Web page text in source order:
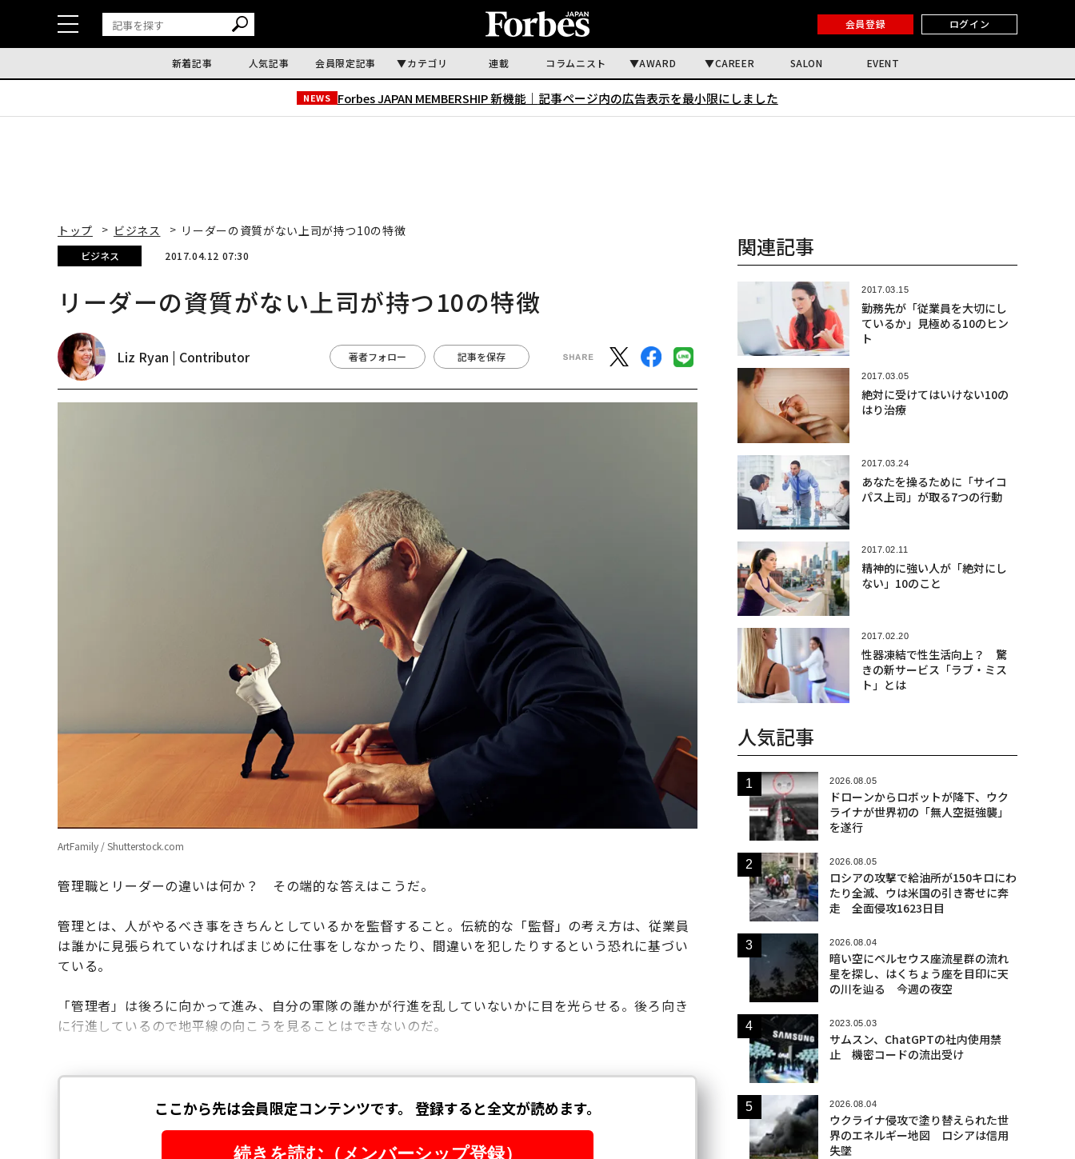
会員登録 ログイン
新着記事 人気記事 会員限定記事 カテゴリ 連載 コラムニスト AWARD CAREER SALON EVENT
NEWS Forbes JAPAN MEMBERSHIP 新機能｜ 記事ページ内の広告表示を最小限にしました
トップ ビジネス リーダーの資質がない上司が持つ10の特徴
ビジネス 2017.04.12 07:30
リーダーの資質がない上司が持つ10の特徴
Liz Ryan | Contributor 著者フォロー 記事を保存
ArtFamily / Shutterstock.com
管理職とリーダーの違いは何か？ その端的な答えはこうだ。
管理とは、人がやるべき事をきちんとしているかを監督すること。伝統的な「監督」の考え方は、従業員
は誰かに見張られていなければまじめに仕事をしなかったり、間違いを犯したりするという恐れに基づい
ている。
「管理者」は後ろに向かって進み、自分の軍隊の誰かが行進を乱していないかに目を光らせる。後ろ向き
に行進しているので地平線の向こうを見ることはできないのだ。
関連記事
2017.03.15
勤務先が「従業員を大切にし
ているか」見極める10のヒン
ト
2017.03.05
絶対に受けてはいけない10の
はり治療
2017.03.24
あなたを操るために「サイコ
パス上司」が取る7つの行動
2017.02.11
精神的に強い人が「絶対にし
ない」10のこと
2017.02.20
性器凍結で性生活向上？ 驚
きの新サービス「ラブ・ミス
ト」とは
人気記事
2026.08.05
ドローンからロボットが降下、ウク
ライナが世界初の「無人空挺強襲」
を遂行
2026.08.05
ロシアの攻撃で給油所が150キロにわ
たり全滅、ウは米国の引き寄せに奔
走 全面侵攻1623日目
2026.08.04
暗い空にペルセウス座流星群の流れ
星を探し、はくちょう座を目印に天
の川を辿る 今週の夜空
2023.05.03
サムスン、ChatGPTの社内使用禁
止 機密コードの流出受け
2026.08.04
ウクライナ侵攻で塗り替えられた世
界のエネルギー地図 ロシアは信用
失墜